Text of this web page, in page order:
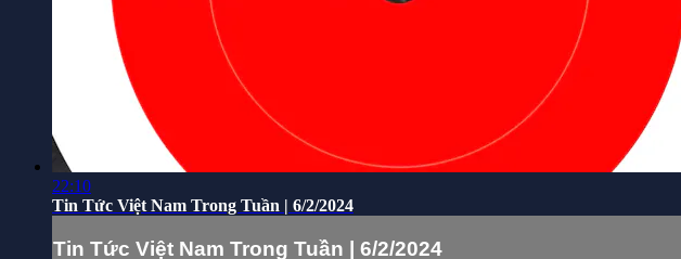
22:10
Tin Tức Việt Nam Trong Tuần | 6/2/2024
Tin Tức Việt Nam Trong Tuần | 6/2/2024